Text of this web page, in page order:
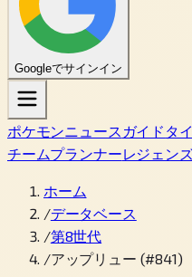
Googleでサインイン
ポケモンニュース ガイド タ
チームプランナーレジェン
ホーム
/データベース
/第8世代
/アップリュー (#841)